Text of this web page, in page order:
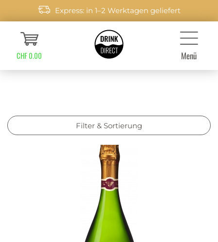
Express: in 1–2 Werktagen geliefert
CHF 0.00 Menü
Filter & Sortierung